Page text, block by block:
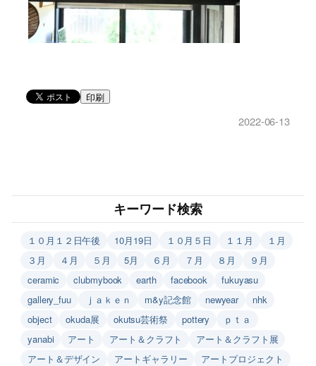
印刷
2022-06-13
キーワード検索
１０月１２日午後 10月19日 １０月５日 １１月
１月
３月
４月 ５月 5月 ６月 ７月 ８月
９月
ceramic
clubmybook earth facebook
fukuyasu
gallery_fuu
ｊａｋｅｎ m&y記念館 newyear
nhk
object
okuda展 okutsu芸術祭 pottery
ｐｔａ
yanabi
アート アート＆クラフト
アート＆クラフト展
アート＆デザイン
アートギャラリー
アートプロジェクト